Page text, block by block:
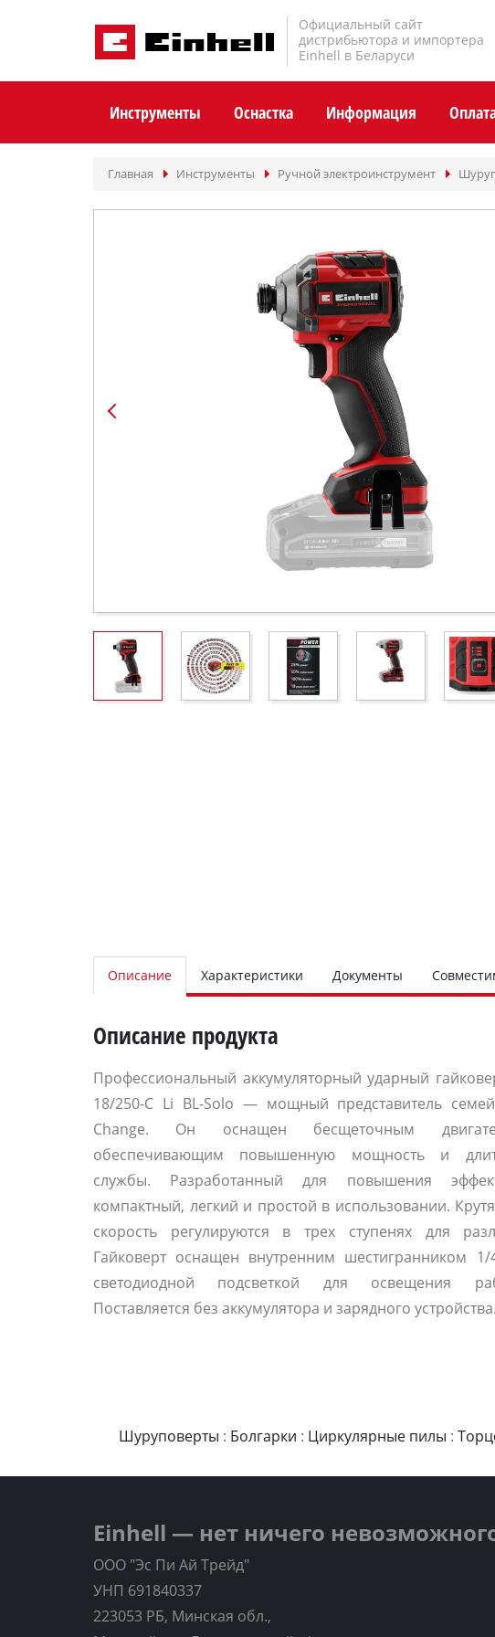
Официальный сайт
дистрибьютора и импортера
Einhell в Беларуси
Инструменты Оснастка Информация
Главная Инструменты Ручной электроинструмент
Описание Характеристики Документы
Описание продукта
Профессиональный аккумуляторный ударный
18/250-C Li BL-Solo — мощный представитель
Change.
Он оснащен бесщеточным
обеспечивающим повышенную мощность и
службы. Разработанный для повышения
компактный, легкий и простой в использовании.
скорость регулируются в трех ступенях для
Гайковерт оснащен внутренним шестигранником
светодиодной подсветкой для освещения
Поставляется без аккумулятора и зарядного устройства.
Шуруповерты : Болгарки : Циркулярные пилы :
Einhell — нет ничего
ООО "Эс Пи Ай Трейд"
УНП 691840337
223053 РБ, Минская обл.,